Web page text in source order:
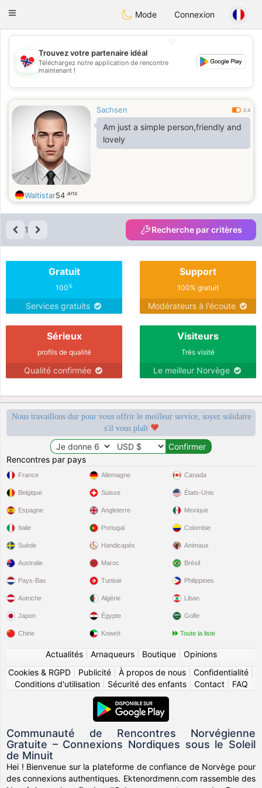
EkteNordmenn
Toggle
Mode Connexion
💖
💕
Trouvez votre partenaire idéal
Téléchargez notre application de rencontre
maintenant !
Sachsen 0.4
Am just a simple person,friendly and
lovely
Waltistar54 ans
1 Recherche par critères
Gratuit
100%
Services gratuits
Support
100% gratuit
Modérateurs à l'écoute
Sérieux
profils de qualité
Qualité confirmée
Visiteurs
Très visité
Le meilleur Norvège
Nous travaillons dur pour vous offrir le meilleur service, soyez solidaire
s'il vous plaît
Rencontres par pays
France
Belgique
Espagne
Italie
Suède
Allemagne
Suisse
Angleterre
Portugal
Handicapés
Canada
États-Unis
Mexique
Colombie
Animaux
Australie
Pays-Bas
Autriche
Japon
Chine
Maroc
Tunisie
Algérie
Égypte
Koweït
Brésil
Philippines
Liban
Golfe
Toute la liste
Actualités| Arnaqueurs| Boutique| Opinions
Cookies & RGPD
Publicité À propos de nous Confidentialité
Conditions d'utilisation| Sécurité des enfants| Contact| FAQ
Communauté de Rencontres Norvégienne
Gratuite – Connexions Nordiques sous le Soleil
de Minuit
Hei ! Bienvenue sur la plateforme de confiance de Norvège pour
des connexions authentiques. Ektenordmenn.com rassemble des